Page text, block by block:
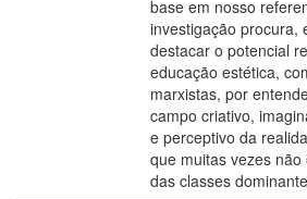
base em nosso
investigação procura,
destacar o potencial
educação estética,
marxistas, por
campo criativo,
e perceptivo da
que muitas vezes
das classes